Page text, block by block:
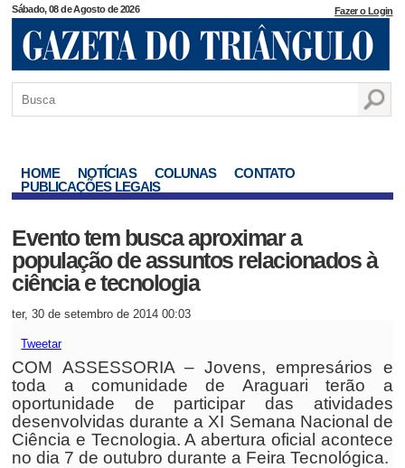
Sábado, 08 de Agosto de 2026 Fazer o Login
HOME NOTÍCIAS COLUNAS
CONTATO
PUBLICAÇÕES LEGAIS
Evento tem busca aproximar a
população de assuntos relacionados à
ciência e tecnologia
ter, 30 de setembro de 2014 00:03
Tweetar
COM ASSESSORIA – Jovens, empresários e
toda a comunidade de Araguari terão a
oportunidade de participar das atividades
desenvolvidas durante a XI Semana Nacional de
Ciência e Tecnologia. A abertura oficial acontece
no dia 7 de outubro durante a Feira Tecnológica.